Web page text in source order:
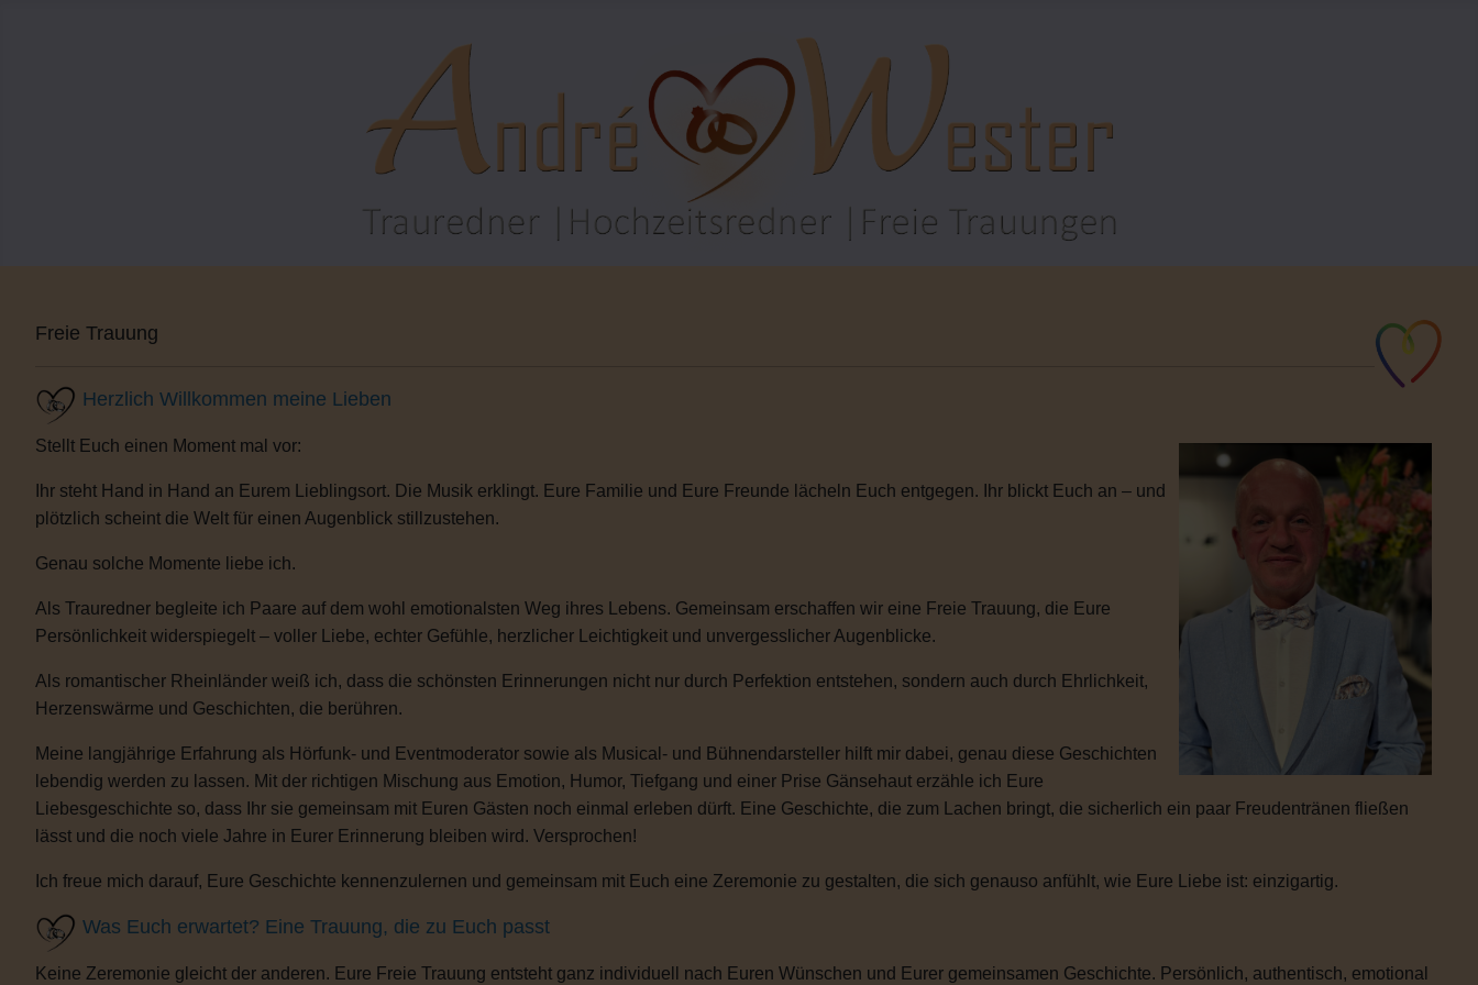
Freie Trauung
Herzlich Willkommen meine Lieben
Stellt Euch einen Moment mal vor:
Ihr steht Hand in Hand an Eurem Lieblingsort. Die Musik erklingt. Eure Familie und Eure Freunde lächeln Euch entgegen. Ihr blickt Euch an – und
plötzlich scheint die Welt für einen Augenblick stillzustehen.
Genau solche Momente liebe ich.
Als Trauredner begleite ich Paare auf dem wohl emotionalsten Weg ihres Lebens. Gemeinsam erschaffen wir eine Freie Trauung, die Eure
Persönlichkeit widerspiegelt – voller Liebe, echter Gefühle, herzlicher Leichtigkeit und unvergesslicher Augenblicke.
Als romantischer Rheinländer weiß ich, dass die schönsten Erinnerungen nicht nur durch Perfektion entstehen, sondern auch durch Ehrlichkeit,
Herzenswärme und Geschichten, die berühren.
Meine langjährige Erfahrung als Hörfunk- und Eventmoderator sowie als Musical- und Bühnendarsteller hilft mir dabei, genau diese Geschichten
lebendig werden zu lassen. Mit der richtigen Mischung aus Emotion, Humor, Tiefgang und einer Prise Gänsehaut erzähle ich Eure
Liebesgeschichte so, dass Ihr sie gemeinsam mit Euren Gästen noch einmal erleben dürft. Eine Geschichte, die zum Lachen bringt, die sicherlich ein paar Freudentränen fließen
lässt und die noch viele Jahre in Eurer Erinnerung bleiben wird. Versprochen!
Ich freue mich darauf, Eure Geschichte kennenzulernen und gemeinsam mit Euch eine Zeremonie zu gestalten, die sich genauso anfühlt, wie Eure Liebe ist: einzigartig.
Was Euch erwartet? Eine Trauung, die zu Euch passt
Keine Zeremonie gleicht der anderen. Eure Freie Trauung entsteht ganz individuell nach Euren Wünschen und Eurer gemeinsamen Geschichte. Persönlich, authentisch, emotional